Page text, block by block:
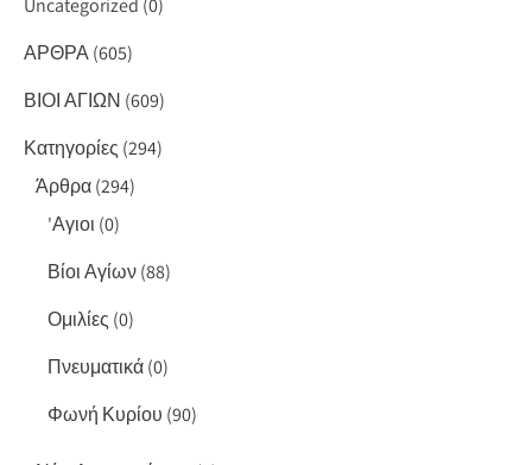
ΑΡΘΡΑ(605)
ΒΙΟΙ ΑΓΙΩΝ (609)
Κατηγορίες (294)
Άρθρα(294)
'Αγιοι (0)
Βίοι Αγίων(88)
Ομιλίες (0)
Πνευματικά(0)
Φωνή Κυρίου (90)